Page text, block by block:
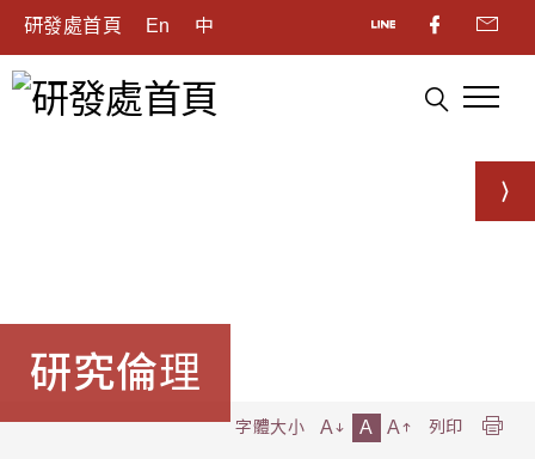
研發處首頁 En 中
研究倫理
字體大小 A A A 列印